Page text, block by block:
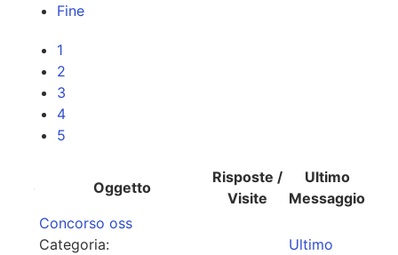
Fine
1
2
3
4
5
Oggetto
Risposte /
Visite
Ultimo
Messaggio
Concorso oss
Categoria:
Ultimo